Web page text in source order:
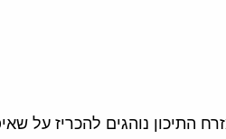
התיכון נוהגים להכריז על